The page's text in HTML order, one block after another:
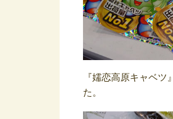
『嬬恋高原キャベ
た。